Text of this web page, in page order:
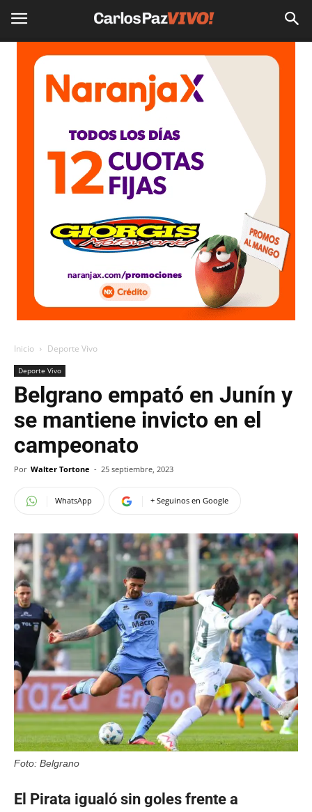
Inicio Deporte Vivo
Deporte Vivo
Belgrano empató en Junín y
se mantiene invicto en el
campeonato
Por Walter Tortone - 25 septiembre, 2023
WhatsApp + Seguinos en Google
Foto: Belgrano
El Pirata igualó sin goles frente a